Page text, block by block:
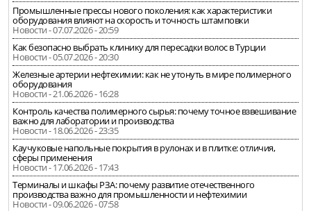
Промышленные прессы нового поколения: как характеристики
оборудования влияют на скорость и точность штамповки
Новости - 07.07.2026 - 20:59
Как безопасно выбрать клинику для пересадки волос в Турции
Новости - 05.07.2026 - 20:30
Железные артерии нефтехимии: как не утонуть в мире полимерного
оборудования
Новости - 21.06.2026 - 16:28
Контроль качества полимерного сырья: почему точное взвешивание
важно для лаборатории и производства
Новости - 18.06.2026 - 23:35
Каучуковые напольные покрытия в рулонах и в плитке: отличия,
сферы применения
Новости - 17.06.2026 - 17:43
Терминалы и шкафы РЗА: почему развитие отечественного
производства важно для промышленности и нефтехимии
Новости - 09.06.2026 - 07:58